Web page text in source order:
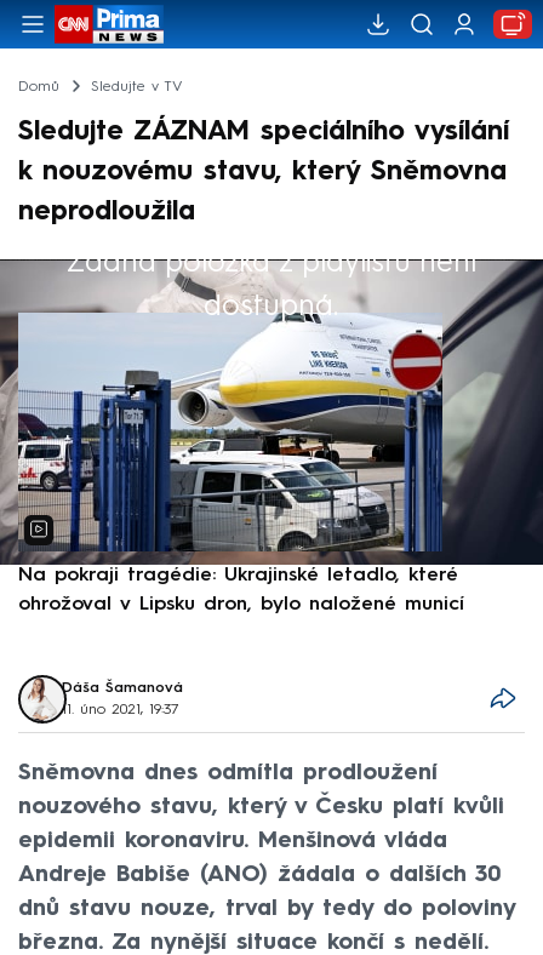
Domů Sledujte v TV
Sledujte ZÁZNAM speciálního vysílání
k nouzovému stavu, který Sněmovna
neprodloužila
Žádná položka z playlistu není
dostupná.
Výběr redakce
Na pokraji tragédie: Ukrajinské letadlo, které
ohrožoval v Lipsku dron, bylo naložené municí
Dáša Šamanová
11. úno 2021, 19:37
Sněmovna dnes odmítla prodloužení
nouzového stavu, který v Česku platí kvůli
epidemii koronaviru. Menšinová vláda
Andreje Babiše (ANO) žádala o dalších 30
dnů stavu nouze, trval by tedy do poloviny
března. Za nynější situace končí s nedělí.